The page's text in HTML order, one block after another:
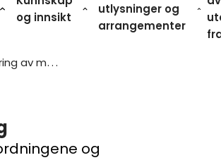
og innsikt
utlysninger og
arrangementer
Stotte til innforing av modulstrukturert opplaring for voksne
og